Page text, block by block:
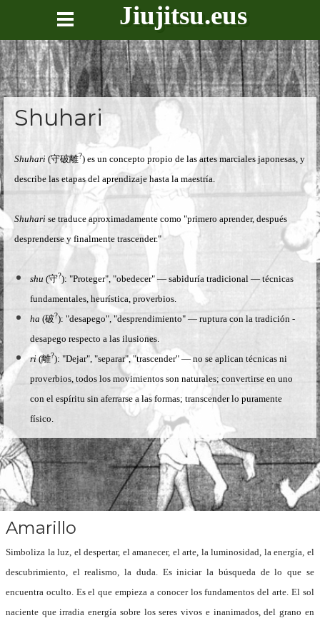
Jiujitsu.eus
Shuhari
Shuhari (守破離?) es un concepto propio de las artes marciales japonesas, y
describe las etapas del aprendizaje hasta la maestría.
Shuhari se traduce aproximadamente como "primero aprender, después
desprenderse y finalmente trascender."
shu (守?): "Proteger", "obedecer" — sabiduría tradicional — técnicas
fundamentales, heurística, proverbios.
ha (破?): "desapego", "desprendimiento" — ruptura con la tradición -
desapego respecto a las ilusiones.
ri(離?): "Dejar", "separar", "trascender" — no se aplican técnicas ni
proverbios, todos los movimientos son naturales; convertirse en uno
con el espíritu sin aferrarse a las formas; transcender lo puramente
físico.
Amarillo
Simboliza la luz, el despertar, el amanecer, el arte, la luminosidad, la energía, el
descubrimiento, el realismo, la duda. Es iniciar la búsqueda de lo que se
encuentra oculto. Es el que empieza a conocer los fundamentos del arte. El sol
naciente que irradia energía sobre los seres vivos e inanimados, del grano en